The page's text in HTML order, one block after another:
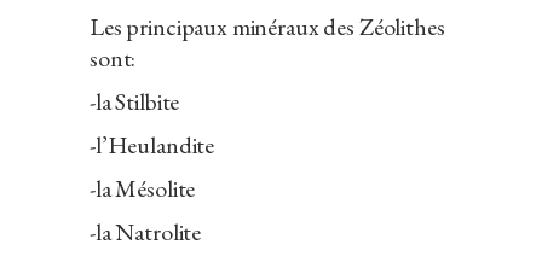
Les principaux minéraux des Zéolithes
sont:
-la Stilbite
-l’Heulandite
-la Mésolite
-la Natrolite